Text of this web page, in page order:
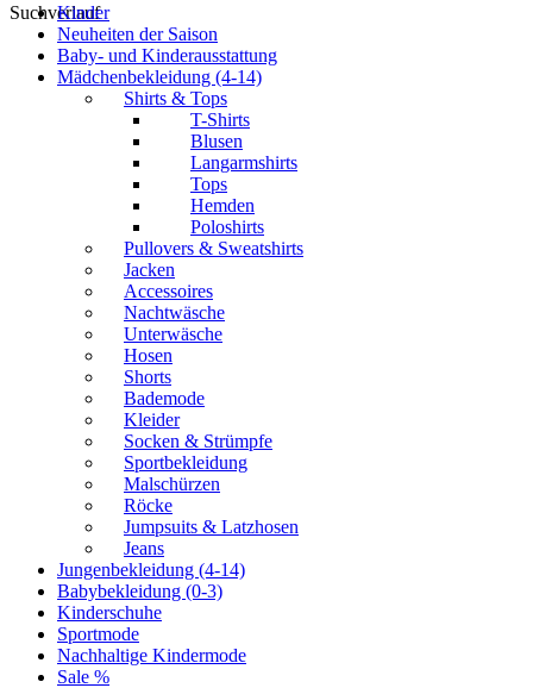
Suchverlauf
Kinder
Neuheiten der Saison
Baby- und Kinderausstattung
Mädchenbekleidung (4-14)
Shirts & Tops
T-Shirts
Blusen
Langarmshirts
Tops
Hemden
Poloshirts
Pullovers & Sweatshirts
Jacken
Accessoires
Nachtwäsche
Unterwäsche
Hosen
Shorts
Bademode
Kleider
Socken & Strümpfe
Sportbekleidung
Malschürzen
Röcke
Jumpsuits & Latzhosen
Jeans
Jungenbekleidung (4-14)
Babybekleidung (0-3)
Kinderschuhe
Sportmode
Nachhaltige Kindermode
Sale %